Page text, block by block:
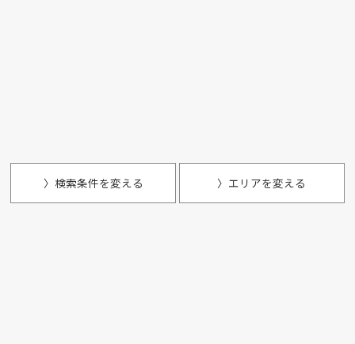
〉検索条件を変える 〉エリアを変える